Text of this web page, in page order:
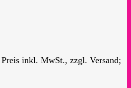
Preis inkl. MwSt., zzgl. Versand;